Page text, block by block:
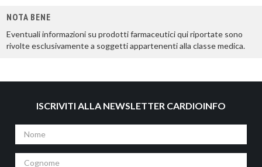
NOTA BENE
Eventuali informazioni su prodotti farmaceutici qui riportate sono
rivolte esclusivamente a soggetti appartenenti alla classe medica.
ISCRIVITI ALLA NEWSLETTER CARDIOINFO
Nome
Cognome